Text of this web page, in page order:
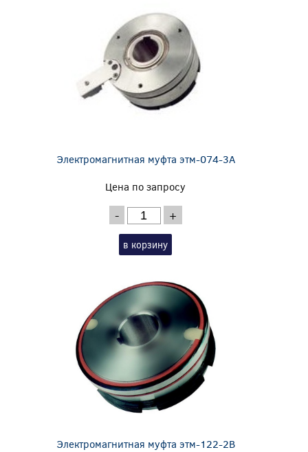
Электромагнитная муфта этм-074-3А
Цена по запросу
- +
в корзину
Электромагнитная муфта этм-122-2В